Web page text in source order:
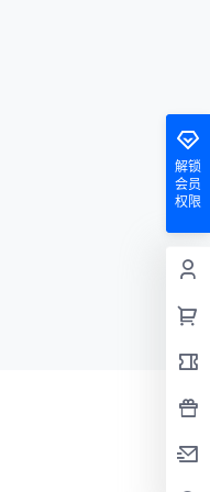
解锁
会员
权限